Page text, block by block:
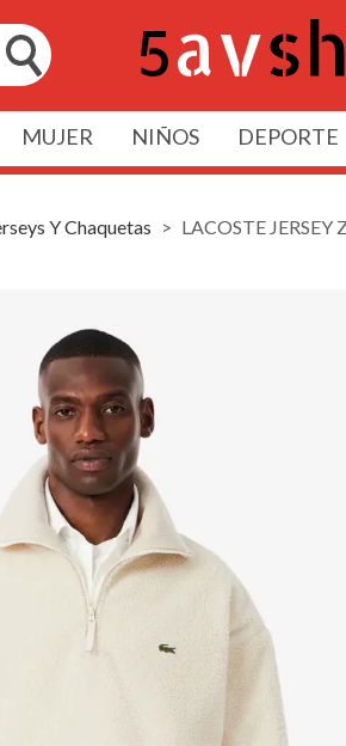
MUJER NIÑOS DEPORTE
Y Chaquetas LACOSTE JERSEY